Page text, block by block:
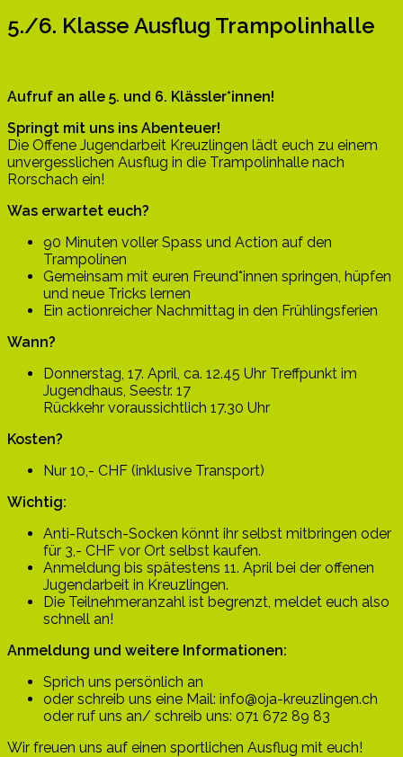
5./6. Klasse Ausflug Trampolinhalle
Aufruf an alle 5. und 6. Klässler*innen!
Springt mit uns ins Abenteuer!
Die Offene Jugendarbeit Kreuzlingen lädt euch zu einem
unvergesslichen Ausflug in die Trampolinhalle nach
Rorschach ein!
Was erwartet euch?
90 Minuten voller Spass und Action auf den
Trampolinen
Gemeinsam mit euren Freund*innen springen, hüpfen
und neue Tricks lernen
Ein actionreicher Nachmittag in den Frühlingsferien
Wann?
Donnerstag, 17. April, ca. 12.45 Uhr Treffpunkt im
Jugendhaus, Seestr. 17
Rückkehr voraussichtlich 17.30 Uhr
Kosten?
Nur 10,- CHF (inklusive Transport)
Wichtig:
Anti-Rutsch-Socken könnt ihr selbst mitbringen oder
für 3,- CHF vor Ort selbst kaufen.
Anmeldung bis spätestens 11. April bei der offenen
Jugendarbeit in Kreuzlingen.
Die Teilnehmeranzahl ist begrenzt, meldet euch also
schnell an!
Anmeldung und weitere Informationen:
Sprich uns persönlich an
oder schreib uns eine Mail: info@oja-kreuzlingen.ch
oder ruf uns an/ schreib uns: 071 672 89 83
Wir freuen uns auf einen sportlichen Ausflug mit euch!